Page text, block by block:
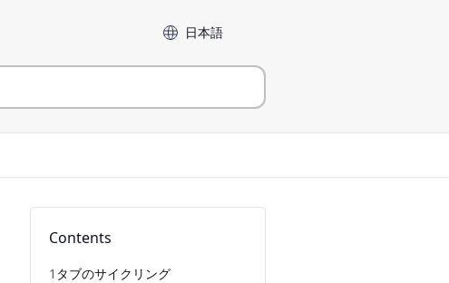
言語
Contents
1 タブのサイクリング